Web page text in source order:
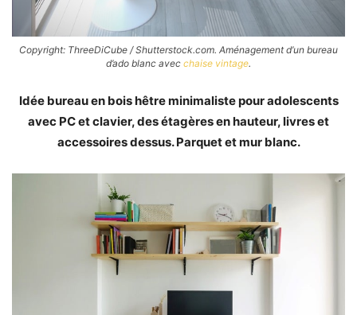
Copyright: ThreeDiCube / Shutterstock.com. Aménagement d’un bureau
d’ado blanc avec chaise vintage.
Idée bureau en bois hêtre minimaliste pour adolescents
avec PC et clavier, des étagères en hauteur, livres et
accessoires dessus. Parquet et mur blanc.